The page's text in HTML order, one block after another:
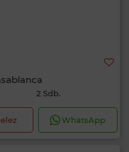
2 Sdb.
WhatsApp